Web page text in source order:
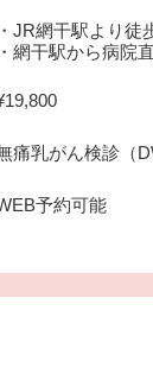
・JR網干駅より徒
・網干駅から病院
痛乳がん検診（
予約可能